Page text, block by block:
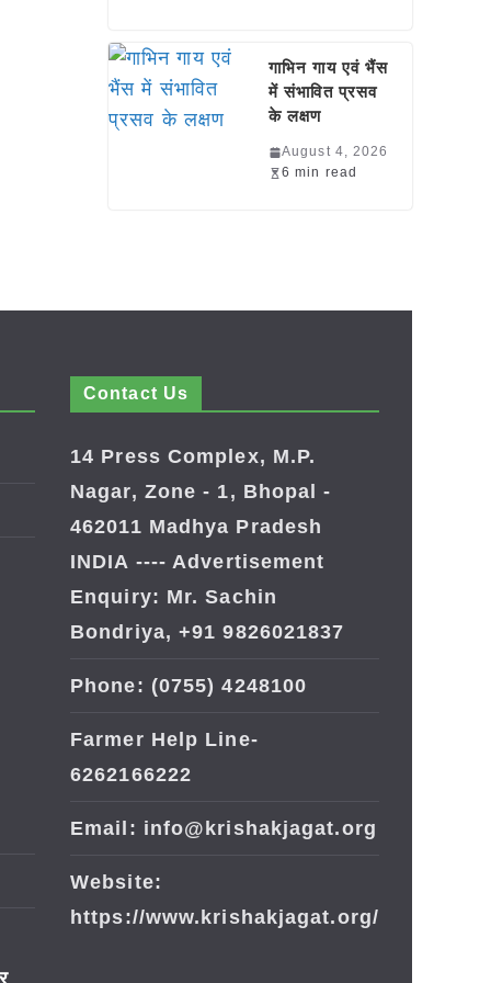
गाभिन गाय एवं भैंस
में संभावित प्रसव
के लक्षण
August 4, 2026
6 min read
Contact Us
14 Press Complex, M.P.
Nagar, Zone - 1, Bhopal -
462011 Madhya Pradesh
INDIA ---- Advertisement
Enquiry: Mr. Sachin
Bondriya, +91 9826021837
Phone: (0755) 4248100
Farmer Help Line-
6262166222
Email: info@krishakjagat.org
Website:
https://www.krishakjagat.org/